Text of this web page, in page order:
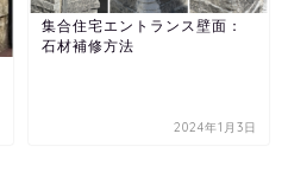
集合住宅エントランス壁面：
石材補修方法
2024年1月3日